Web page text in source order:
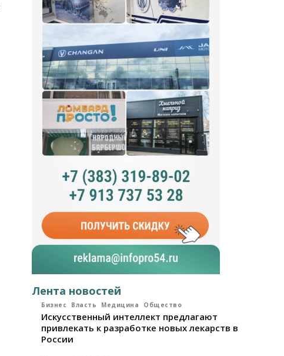
Лента новостей
Бизнес Власть Медицина Общество
Искусственный интеллект предлагают
привлекать к разработке новых лекарств в
России